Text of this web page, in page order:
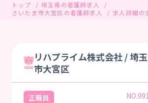
トップ
埼玉県の看護師求人
さいたま市大宮区の看護師求人
求人詳細の
リハプライム株式会社 / 埼
市大宮区
正職員